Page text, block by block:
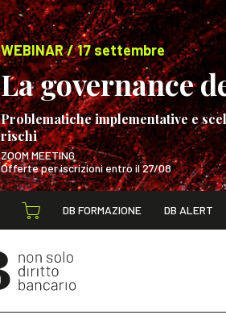
WEBINAR / 17 settembre
La governance
Problematiche implementative e
rischi
ZOOM MEETING
Offerte per iscrizioni entro il 27/08
WEBINAR
DB FORMAZIONE DB ALERT